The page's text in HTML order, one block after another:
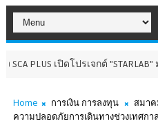
เปิดโปรเจกต์ "STARLAB" มุ่งยก
Home การเงิน การลงทุน
สมา
ความปลอดภัยการเดินทางช่วงเทศกา